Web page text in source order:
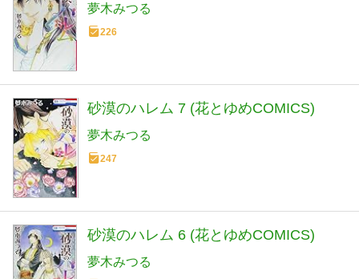
夢木みつる
226
砂漠のハレム 7 (花とゆめCOMICS)
夢木みつる
247
砂漠のハレム 6 (花とゆめCOMICS)
夢木みつる